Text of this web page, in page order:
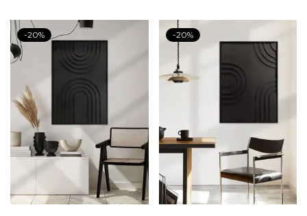
155.00 €.
124.00 €.
95.00 €.
76.00 €.
-20% -20%